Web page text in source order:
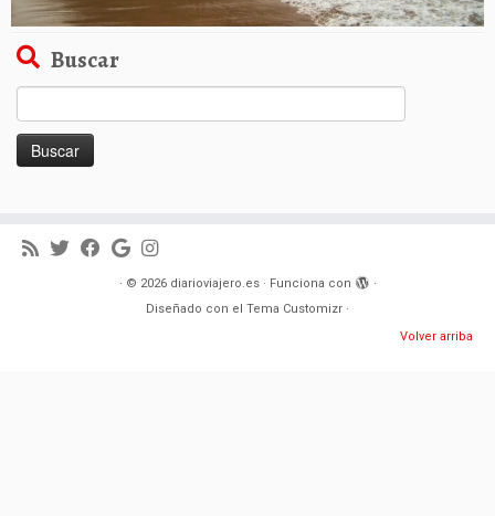
Buscar
· © 2026 diarioviajero.es· Funciona con
·
Diseñado con el Tema Customizr ·
Volver arriba